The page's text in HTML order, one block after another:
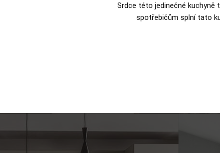
Srdce této jedinečné kuchyně
spotřebičům splní tato